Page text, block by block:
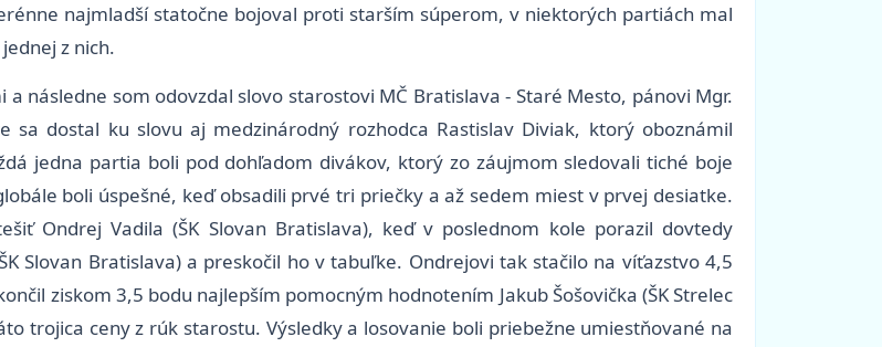
najmladší statočne bojoval proti starším súperom, v niektorých partiách mal
z nich.
následne som odovzdal slovo starostovi MČ Bratislava - Staré Mesto, pánovi Mgr.
sa dostal ku slovu aj medzinárodný rozhodca Rastislav Diviak, ktorý oboznámil
jedna partia boli pod dohľadom divákov, ktorý zo záujmom sledovali tiché boje
boli úspešné, keď obsadili prvé tri priečky a až sedem miest v prvej desiatke.
Ondrej Vadila (ŠK Slovan Bratislava), keď v poslednom kole porazil dovtedy
Slovan Bratislava) a preskočil ho v tabuľke. Ondrejovi tak stačilo na víťazstvo 4,5
ziskom 3,5 bodu najlepším pomocným hodnotením Jakub Šošovička (ŠK Strelec
trojica ceny z rúk starostu. Výsledky a losovanie boli priebežne umiestňované na